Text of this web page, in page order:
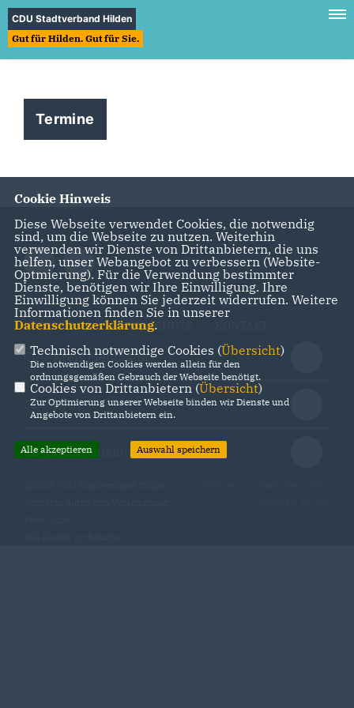
CDU Stadtverband Hilden
Gut für Hilden. Gut für Sie.
Termine
IMPRESSUM DATENSCHUTZ
CDU Kreis Mettmann
CDU NRW
CDU Deutschlands
Cookie Hinweis
Diese Webseite verwendet Cookies, die notwendig
sind, um die Webseite zu nutzen. Weiterhin
verwenden wir Dienste von Drittanbietern, die uns
helfen, unser Webangebot zu verbessern (Website-
Optmierung). Für die Verwendung bestimmter
Dienste, benötigen wir Ihre Einwilligung. Ihre
Einwilligung können Sie jederzeit widerrufen. Weitere
Informationen finden Sie in unserer
Datenschutzerklärung.
Technisch notwendige Cookies (Übersicht)
Die notwendigen Cookies werden allein für den
ordnungsgemäßen Gebrauch der Webseite benötigt.
Cookies von Drittanbietern (Übersicht)
Zur Optimierung unserer Webseite binden wir Dienste und
Angebote von Drittanbietern ein.
Alle akzeptieren Auswahl speichern